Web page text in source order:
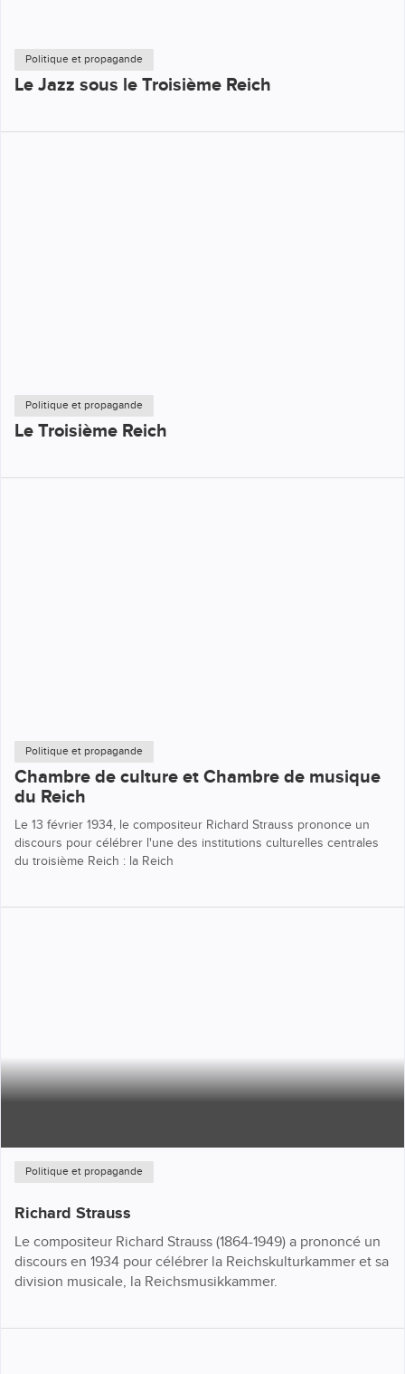
Politique et propagande
Le Jazz sous le Troisième Reich
Politique et propagande
Le Troisième Reich
Politique et propagande
Chambre de culture et Chambre de musique
du Reich
Le 13 février 1934, le compositeur Richard Strauss prononce un
discours pour célébrer l'une des institutions culturelles centrales
du troisième Reich : la Reich
Politique et propagande
Richard Strauss
Le compositeur Richard Strauss (1864-1949) a prononcé un
discours en 1934 pour célébrer la Reichskulturkammer et sa
division musicale, la Reichsmusikkammer.